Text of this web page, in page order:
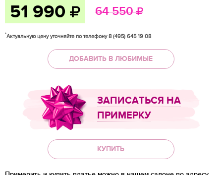
51 990 64 550
*Актуальную цену уточняйте по телефону 8 (495) 645 19 08
ДОБАВИТЬ В ЛЮБИМЫЕ
ЗАПИСАТЬСЯ НА
ПРИМЕРКУ
КУПИТЬ